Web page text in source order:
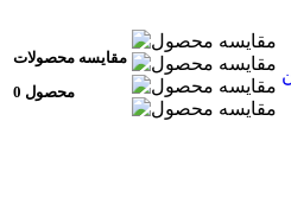
مقایسه محصولات
0 محصول